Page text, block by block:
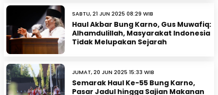
SABTU, 21 JUN 2025 08:29 WIB
Haul Akbar Bung Karno, Gus Muwafiq:
Alhamdulillah, Masyarakat Indonesia
Tidak Melupakan Sejarah
JUMAT, 20 JUN 2025 15:33 WIB
Semarak Haul Ke-55 Bung Karno,
Pasar Jadul hingga Sajian Makanan